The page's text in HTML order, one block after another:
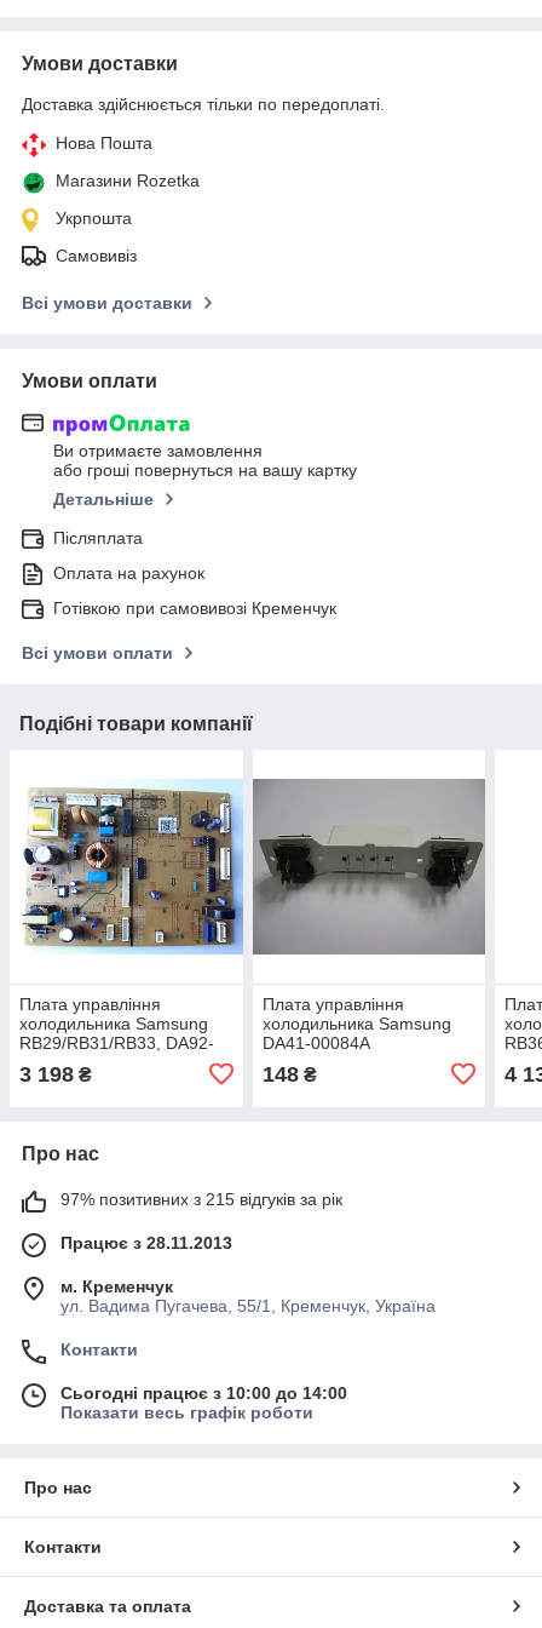
Умови доставки
Доставка здійснюється тільки по передоплаті.
Нова Пошта
Магазини Rozetka
Укрпошта
Самовивіз
Всі умови доставки
Умови оплати
Ви отримаєте замовлення
або гроші повернуться на вашу картку
Детальніше
Післяплата
Оплата на рахунок
Готівкою при самовивозі Кременчук
Всі умови оплати
Подібні товари компанії
Плата управління
холодильника Samsung
RB29/RB31/RB33, DA92-
3 198 ₴
Плата управління
холодильника Samsung
DA41-00084A
148₴ 4
Про нас
97% позитивних з 215 відгуків за рік
Працює з 28.11.2013
м. Кременчук
ул. Вадима Пугачева, 55/1, Кременчук, Україна
Контакти
Сьогодні працює з 10:00 до 14:00
Показати весь графік роботи
Про нас
Контакти
Доставка та оплата